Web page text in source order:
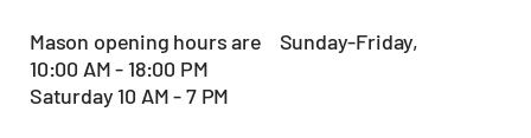
Mason opening hours are Sunday-Friday,
10:00 AM - 18:00 PM
Saturday 10 AM - 7 PM